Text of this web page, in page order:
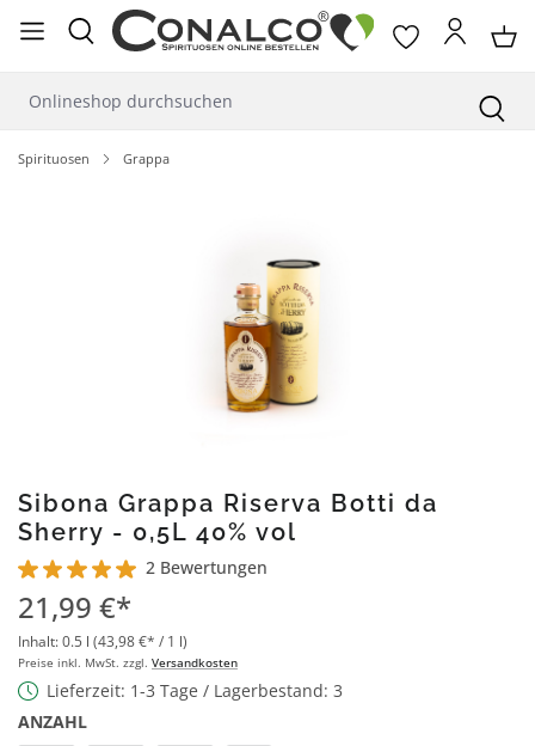
springen
Spirituosen Grappa
Sibona Grappa Riserva Botti da
Sherry - 0,5L 40% vol
Durchschnittliche Bewertung von 5 von 5 Sternen
2 Bewertungen
21,99 €*
Inhalt:0.5 l (43,98 €* / 1 l)
Preise inkl. MwSt. zzgl. Versandkosten
Lieferzeit: 1-3 Tage / Lagerbestand: 3
ANZAHL